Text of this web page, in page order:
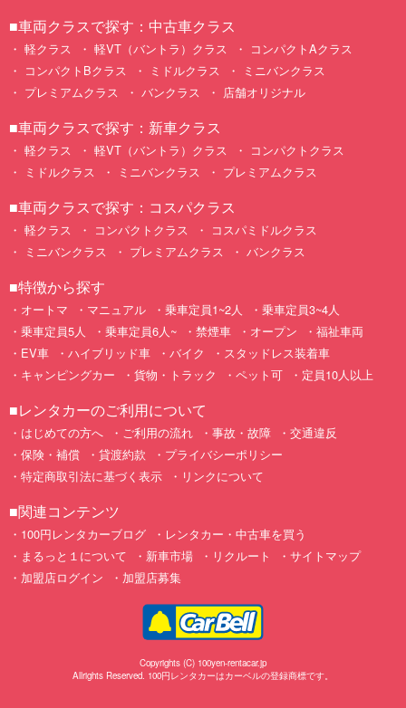
■車両クラスで探す：中古車クラス
軽クラス 軽VT（バントラ）クラス
コンパクトAクラス
コンパクトBクラス
ミドルクラス
ミニバンクラス
プレミアムクラス
バンクラス 店舗オリジナル
■車両クラスで探す：新車クラス
軽クラス 軽VT（バントラ）クラス
コンパクトクラス
ミドルクラス
ミニバンクラス プレミアムクラス
■車両クラスで探す：コスパクラス
軽クラス コンパクトクラス
コスパミドルクラス
ミニバンクラス
プレミアムクラス バンクラス
■特徴から探す
オートマ マニュアル 乗車定員1~2人
乗車定員3~4人
乗車定員5人
乗車定員6人~ 禁煙車 オープン
福祉車両
EV車
ハイブリッド車 バイク
スタッドレス装着車
キャンピングカー
貨物・トラック ペット可 定員10人以上
■レンタカーのご利用について
はじめての方へ ご利用の流れ 事故・故障
交通違反
保険・補償
貸渡約款
プライバシーポリシー
特定商取引法に基づく表示
リンクについて
■関連コンテンツ
100円レンタカーブログ
レンタカー・中古車を買う
まるっと１について
新車市場 リクルート
サイトマップ
加盟店ログイン
加盟店募集
Copyrights (C) 100yen-rentacar.jp
Allrights Reserved. 100円レンタカーはカーベルの登録商標です。